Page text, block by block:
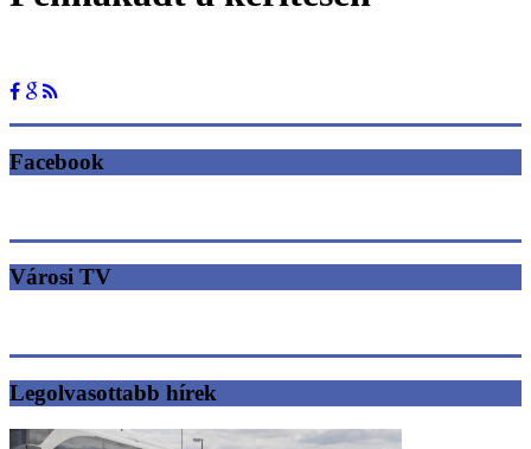
Facebook
Városi TV
Legolvasottabb hírek